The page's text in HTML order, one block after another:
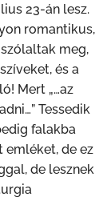
23-án lesz.
romantikus,
meg,
és a
Mert „…az
Tessedik
falakba
emléket, de ez
de lesznek